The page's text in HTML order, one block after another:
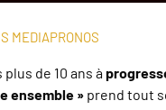
MEDIAPRONOS
de 10 ans à
ensemble » prend tout